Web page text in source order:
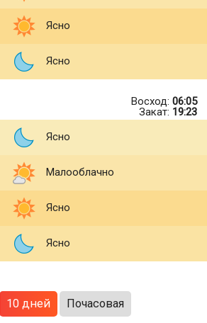
Ясно
Ясно
Восход: 06:05
Закат: 19:23
Ясно
Малооблачно
Ясно
Ясно
10 дней Почасовая